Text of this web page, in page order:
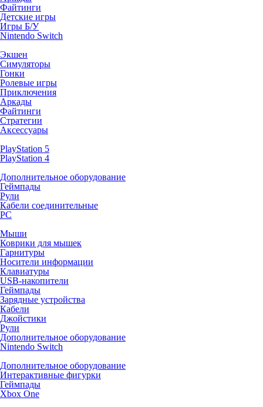
Файтинги
Детские игры
Игры Б/У
Nintendo Switch
Экшен
Симуляторы
Гонки
Ролевые игры
Приключения
Аркады
Файтинги
Стратегии
Аксессуары
PlayStation 5
PlayStation 4
Дополнительное оборудование
Геймпады
Рули
Кабели соединительные
PC
Мыши
Коврики для мышек
Гарнитуры
Носители информации
Клавиатуры
USB-накопители
Геймпады
Зарядные устройства
Кабели
Джойстики
Рули
Дополнительное оборудование
Nintendo Switch
Дополнительное оборудование
Интерактивные фигурки
Геймпады
Xbox One